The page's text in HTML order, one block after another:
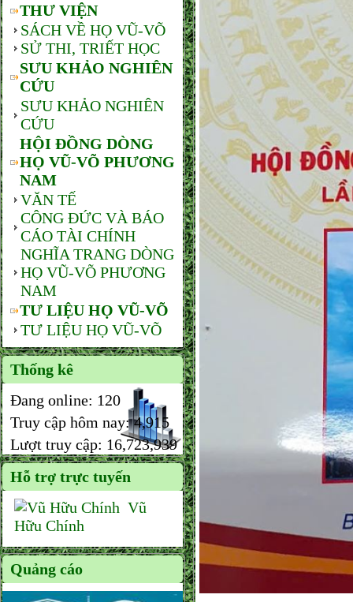
THƯ VIỆN
SÁCH VỀ HỌ VŨ-VÕ
SỬ THI, TRIẾT HỌC
SƯU KHẢO NGHIÊN
CỨU
SƯU KHẢO NGHIÊN
CỨU
HỘI ĐỒNG DÒNG
HỌ VŨ-VÕ PHƯƠNG
NAM
VĂN TẾ
CÔNG ĐỨC VÀ BÁO
CÁO TÀI CHÍNH
NGHĨA TRANG DÒNG
HỌ VŨ-VÕ PHƯƠNG
NAM
TƯ LIỆU HỌ VŨ-VÕ
TƯ LIỆU HỌ VŨ-VÕ
Thống kê
Đang online: 120
Truy cập hôm nay:4,915
Lượt truy cập: 16,723,939
Hỗ trợ trực tuyến
Vũ
Hữu Chính
Quảng cáo